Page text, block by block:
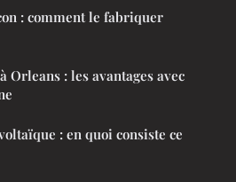
: comment le fabriquer
Orleans : les avantages avec
: en quoi consiste ce